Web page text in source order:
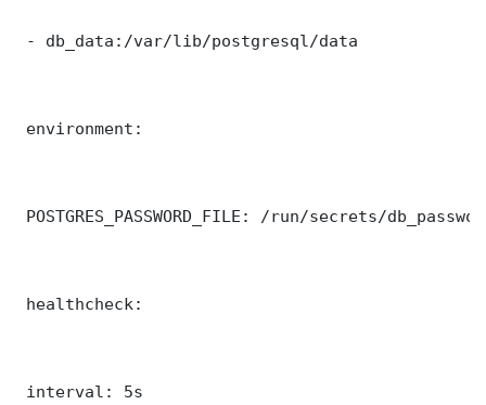
- db_data:/var/lib/postgresql/data
environment:
POSTGRES_PASSWORD_FILE: /run/secrets/
healthcheck:
interval: 5s